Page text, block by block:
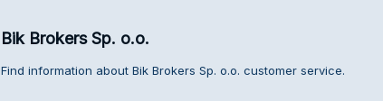
Bik Brokers Sp. o.o.
Find information about Bik Brokers Sp. o.o. customer service.